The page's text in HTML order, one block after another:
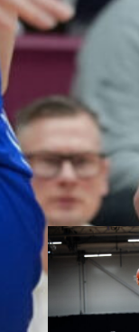
Suomen
ottivat
EM-
ottelua
kohtaa
19.30